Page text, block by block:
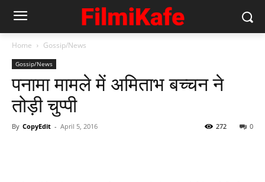
Home Gossip/News
Gossip/News
पनामा मामले में अमिताभ बच्चन ने
तोड़ी चुप्पी
By CopyEdit - April 5, 2016 0
272